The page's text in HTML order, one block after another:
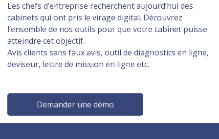
Les chefs d’entreprise recherchent aujourd’hui des
cabinets qui ont pris le virage digital. Découvrez
l’ensemble de nos outils pour que votre cabinet puisse
atteindre cet objectif.
Avis clients sans faux avis, outil de diagnostics en ligne,
deviseur, lettre de mission en ligne etc.
Demander une démo